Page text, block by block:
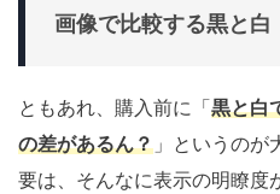
画像で比較する黒と白
ともあれ、購入前に「 黒と白
の差があるん？ 」というのが
要は、そんなに表示の明瞭度